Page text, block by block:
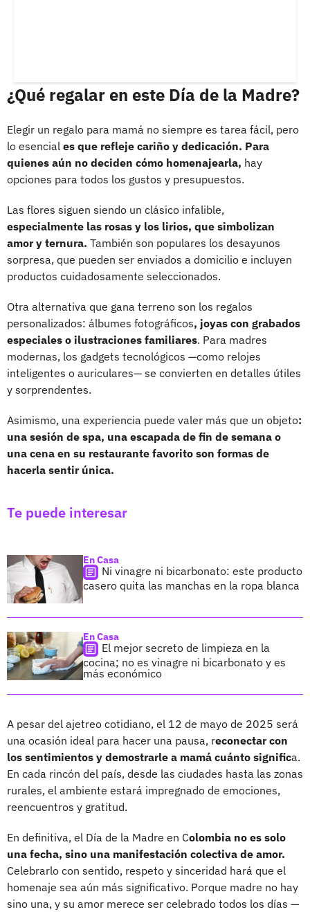
¿Qué regalar en este Día de la Madre?
Elegir un regalo para mamá no siempre es tarea fácil, pero
lo esencial es que refleje cariño y dedicación. Para
quienes aún no deciden cómo homenajearla, hay
opciones para todos los gustos y presupuestos.
Las flores siguen siendo un clásico infalible,
especialmente las rosas y los lirios, que simbolizan
amor y ternura. También son populares los desayunos
sorpresa, que pueden ser enviados a domicilio e incluyen
productos cuidadosamente seleccionados.
Otra alternativa que gana terreno son los regalos
personalizados: álbumes fotográficos, joyas con grabados
especiales o ilustraciones familiares. Para madres
modernas, los gadgets tecnológicos —como relojes
inteligentes o auriculares— se convierten en detalles útiles
y sorprendentes.
Asimismo, una experiencia puede valer más que un objeto:
una sesión de spa, una escapada de fin de semana o
una cena en su restaurante favorito son formas de
hacerla sentir única.
Te puede interesar
En Casa
Ni vinagre ni bicarbonato: este producto
casero quita las manchas en la ropa blanca
En Casa
El mejor secreto de limpieza en la
cocina; no es vinagre ni bicarbonato y es
más económico
A pesar del ajetreo cotidiano, el 12 de mayo de 2025 será
una ocasión ideal para hacer una pausa, reconectar con
los sentimientos y demostrarle a mamá cuánto significa.
En cada rincón del país, desde las ciudades hasta las zonas
rurales, el ambiente estará impregnado de emociones,
reencuentros y gratitud.
En definitiva, el Día de la Madre en Colombia no es solo
una fecha, sino una manifestación colectiva de amor.
Celebrarlo con sentido, respeto y sinceridad hará que el
homenaje sea aún más significativo. Porque madre no hay
sino una, y su amor merece ser celebrado todos los días —